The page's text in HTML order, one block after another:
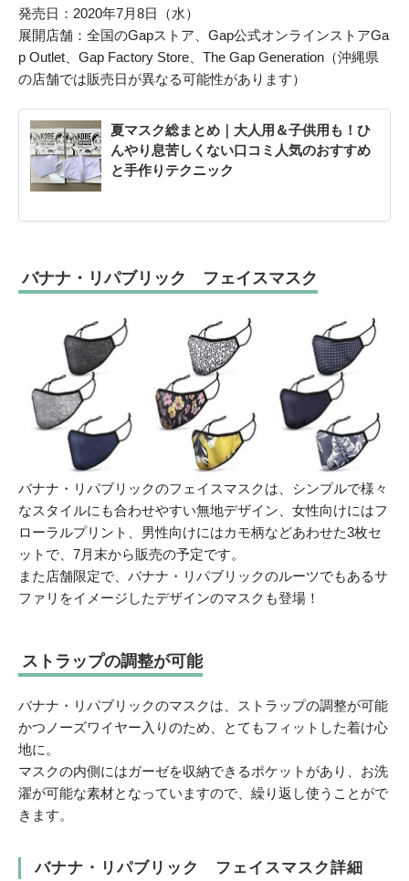
発売日：2020年7月8日（水）
展開店舗：全国のGapストア、Gap公式オンラインストアGa
p Outlet、Gap Factory Store、The Gap Generation（沖縄県
の店舗では販売日が異なる可能性があります）
夏マスク総まとめ｜大人用＆子供用も！ひ
んやり息苦しくない口コミ人気のおすすめ
と手作りテクニック
バナナ・リパブリック フェイスマスク
バナナ・リパブリックのフェイスマスクは、シンプルで様々
なスタイルにも合わせやすい無地デザイン、女性向けにはフ
ローラルプリント、男性向けにはカモ柄などあわせた3枚セ
ットで、7月末から販売の予定です。
また店舗限定で、バナナ・リパブリックのルーツでもあるサ
ファリをイメージしたデザインのマスクも登場！
ストラップの調整が可能
バナナ・リパブリックのマスクは、ストラップの調整が可能
かつノーズワイヤー入りのため、とてもフィットした着け心
地に。
マスクの内側にはガーゼを収納できるポケットがあり、お洗
濯が可能な素材となっていますので、繰り返し使うことがで
きます。
バナナ・リパブリック フェイスマスク詳細